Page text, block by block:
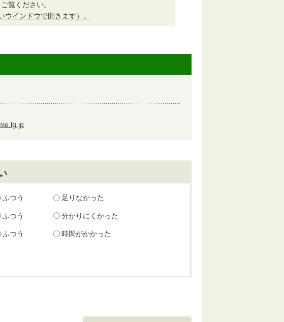
覧ください。
ウインドウで開きます）。
ふつう 足りなかった
ふつう 分かりにくかった
ふつう 時間がかかった